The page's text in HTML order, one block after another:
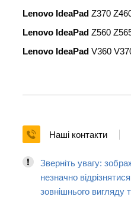
Lenovo IdeaPad Z370
Lenovo IdeaPad Z560
Lenovo IdeaPad V360
Наші контакти
Зверніть увагу:
незначно
зовнішнього вигляду